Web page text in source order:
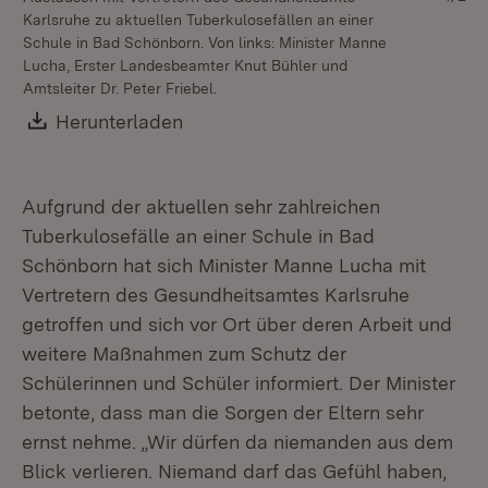
Karlsruhe zu aktuellen Tuberkulosefällen an einer
Schule in Bad Schönborn. Von links: Minister Manne
Lucha, Erster Landesbeamter Knut Bühler und
Amtsleiter Dr. Peter Friebel.
Download:
Herunterladen
Aufgrund der aktuellen sehr zahlreichen
Tuberkulosefälle an einer Schule in Bad
Schönborn hat sich Minister Manne Lucha mit
Vertretern des Gesundheitsamtes Karlsruhe
getroffen und sich vor Ort über deren Arbeit und
weitere Maßnahmen zum Schutz der
Schülerinnen und Schüler informiert. Der Minister
betonte, dass man die Sorgen der Eltern sehr
ernst nehme. „Wir dürfen da niemanden aus dem
Blick verlieren. Niemand darf das Gefühl haben,